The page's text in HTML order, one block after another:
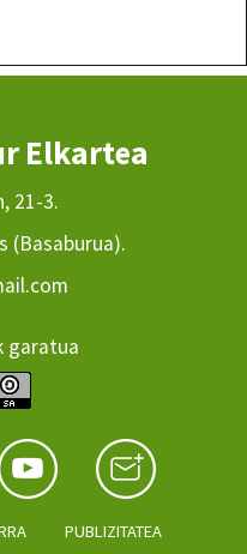
Elkartea
21-3.
(Basaburua).
garatua
PUBLIZITATEA